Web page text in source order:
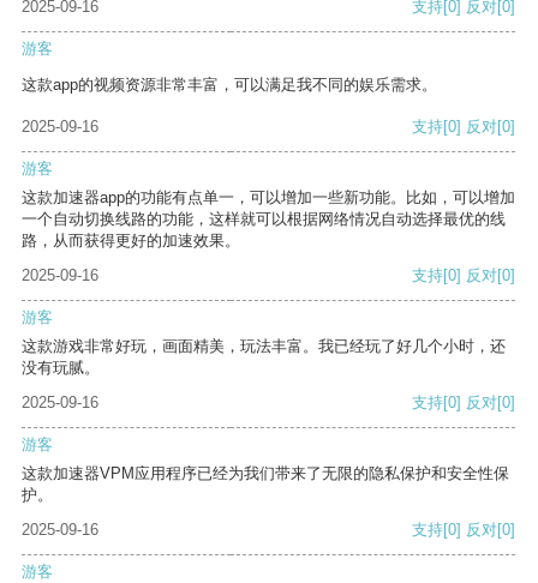
2025-09-16 支持[0] 反对[0]
游客
这款app的视频资源非常丰富，可以满足我不同的娱乐需求。
2025-09-16 支持[0] 反对[0]
游客
这款加速器app的功能有点单一，可以增加一些新功能。比如，可以增加
一个自动切换线路的功能，这样就可以根据网络情况自动选择最优的线
路，从而获得更好的加速效果。
2025-09-16
支持[0] 反对[0]
游客
这款游戏非常好玩，画面精美，玩法丰富。我已经玩了好几个小时，还
没有玩腻。
2025-09-16
支持[0] 反对[0]
游客
这款加速器VPM应用程序已经为我们带来了无限的隐私保护和安全性保
护。
2025-09-16
支持[0] 反对[0]
游客